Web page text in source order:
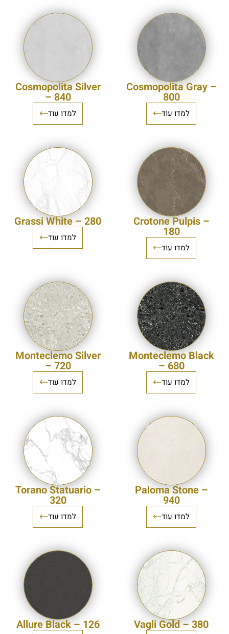
Cosmopolita Gray –
800
למדו עוד
Cosmopolita Silver
– 840
למדו עוד
Crotone Pulpis –
180
למדו עוד
Grassi White – 280
למדו עוד
Monteclemo Black
– 680
למדו עוד
Monteclemo Silver
– 720
למדו עוד
Paloma Stone –
940
למדו עוד
Torano Statuario –
320
למדו עוד
Vagli Gold – 380
Allure Black – 126